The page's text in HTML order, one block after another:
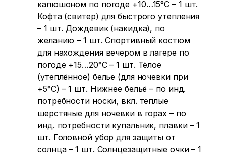
капюшоном по погоде +10…15°C – 1 шт.
Кофта (свитер) для быстрого утепления
– 1 шт. Дождевик (накидка), по
желанию – 1 шт. Спортивный костюм
для нахождения вечером в лагере по
погоде +15…20°C – 1 шт. Тёлое
(утеплённое) бельё (для ночевки при
+5°C) – 1 шт. Нижнее бельё – по инд.
потребности носки, вкл. теплые
шерстяные для ночевки в горах – по
инд. потребности купальник, плавки – 1
шт. Головной убор для защиты от
солнца – 1 шт. Солнцезащитные очки – 1